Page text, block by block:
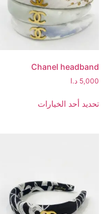
Chanel headband
5,000 د.ا
تحديد أحد الخيارات